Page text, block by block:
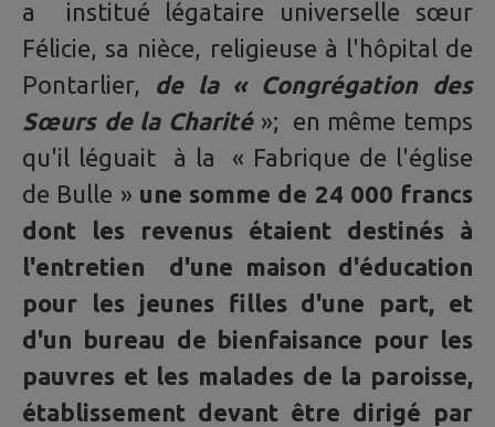
a institué légataire universelle sœur
Félicie, sa nièce, religieuse à l'hôpital de
Pontarlier, de la « Congrégation des
Sœurs de la Charité»; en même temps
qu'il léguait à la « Fabrique de l'église
de Bulle » une somme de 24 000 francs
dont les revenus étaient destinés à
l'entretien d'une maison d'éducation
pour les jeunes filles d'une part, et
d'un bureau de bienfaisance pour les
pauvres et les malades de la paroisse,
établissement devant être dirigé par